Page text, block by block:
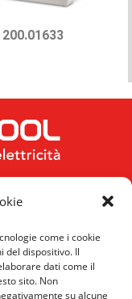
come i cookie
del dispositivo. Il
dati come il
sito. Non
su alcune
200.01633